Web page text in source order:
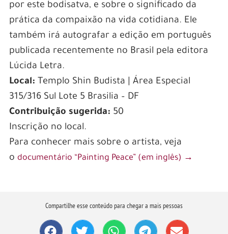
por este bodisatva, e sobre o significado da
prática da compaixão na vida cotidiana. Ele
também irá autografar a edição em português
publicada recentemente no Brasil pela editora
Lúcida Letra.
Local: Templo Shin Budista | Área Especial
315/316 Sul Lote 5 Brasilia – DF
Contribuição sugerida: 50
Inscrição no local.
Para conhecer mais sobre o artista, veja
o documentário “Painting Peace” (em inglês) →
Compartilhe esse conteúdo para chegar a mais pessoas